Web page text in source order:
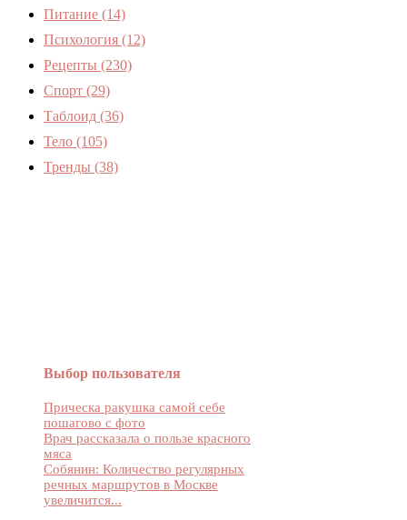
Питание (14)
Психология (12)
Рецепты (230)
Спорт (29)
Таблоид (36)
Тело (105)
Тренды (38)
Выбор пользователя
Прическа ракушка самой себе
пошагово с фото
Врач рассказала о пользе красного
мяса
Собянин: Количество регулярных
речных маршрутов в Москве
увеличится...